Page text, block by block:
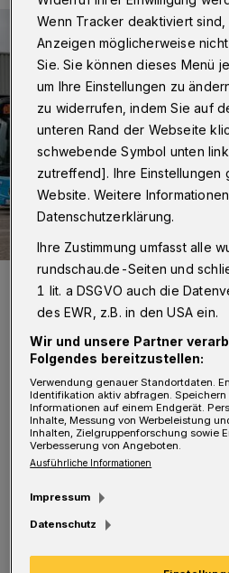
WLAN bald in mehr Wuppertaler
Foto: Foto: WSW
Z wanzig Busse haben
Routern ausgestattet.
seit Oktober auf den
eingesetzt. Diese Linien
stark genutzt, 18.000
Wenn Tracker deaktiviert sind,
Anzeigen möglicherweise
Sie. Sie können dieses Menü
um Ihre Einstellungen zu
zu widerrufen, indem Sie auf
unteren Rand der Webseite
schwebende Symbol unten
zutreffend]. Ihre Einstellungen
Website. Weitere
Datenschutzerklärung.
Ihre Zustimmung umfasst alle
rundschau.de-Seiten und
1 lit. a DSGVO auch die
des EWR, z.B. in den USA ein.
Wir und unsere Partner
Folgendes bereitzustellen:
Verwendung genauer Standortdaten.
Identifikation aktiv abfragen.
Informationen auf einem Endgerät.
Inhalte, Messung von Werbeleistung
Inhalten, Zielgruppenforschung sowie
Verbesserung von Angeboten.
Ausführliche Informationen
Impressum
Datenschutz